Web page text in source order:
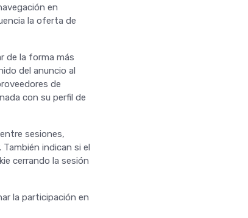
en
la oferta de
de la forma más
del anuncio al
de
con su perfil de
sesiones,
indican si el
cerrando la sesión
la participación en